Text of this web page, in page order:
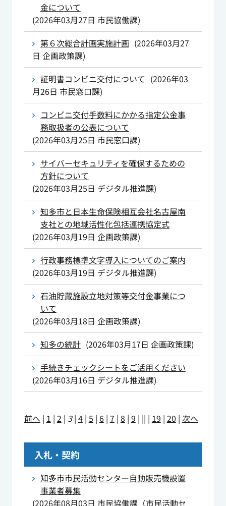
金について
(2026年03月27日 市民協働課)
第６次総合計画実施計画 (2026年03月27
日 企画政策課)
証明書コンビニ交付について (2026年03
月26日 市民窓口課)
コンビニ交付手数料にかかる指定公金事
務取扱者の公表について
(2026年03月25日 市民窓口課)
サイバーセキュリティを確保するための
方針について
(2026年03月25日 デジタル推進課)
知多市と日本生命保険相互会社名古屋南
支社との地域活性化包括連携協定式
(2026年03月19日 企画政策課)
行政事務標準文字導入についてのご案内
(2026年03月19日 デジタル推進課)
石油貯蔵施設立地対策等交付金事業につ
いて
(2026年03月18日 企画政策課)
知多の統計 (2026年03月17日 企画政策課)
手続きチェックシートをご活用ください
(2026年03月16日 デジタル推進課)
前へ | 1 | 2 | 3| 4| 5 | 6| 7 | 8| 9 | || | 19 | 20 | 次へ
入札・契約
知多市市民活動センター自動販売機設置
事業者募集
(2026年08月03日 市民協働課（市民活動セ